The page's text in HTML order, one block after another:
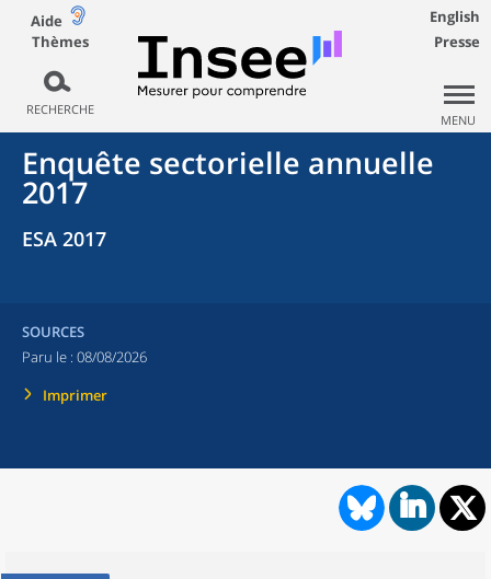
Aide
Thèmes
RECHERCHE
English
Presse
MENU
Enquête sectorielle annuelle
2017
ESA 2017
SOURCES
Paru le : 08/08/2026
Imprimer